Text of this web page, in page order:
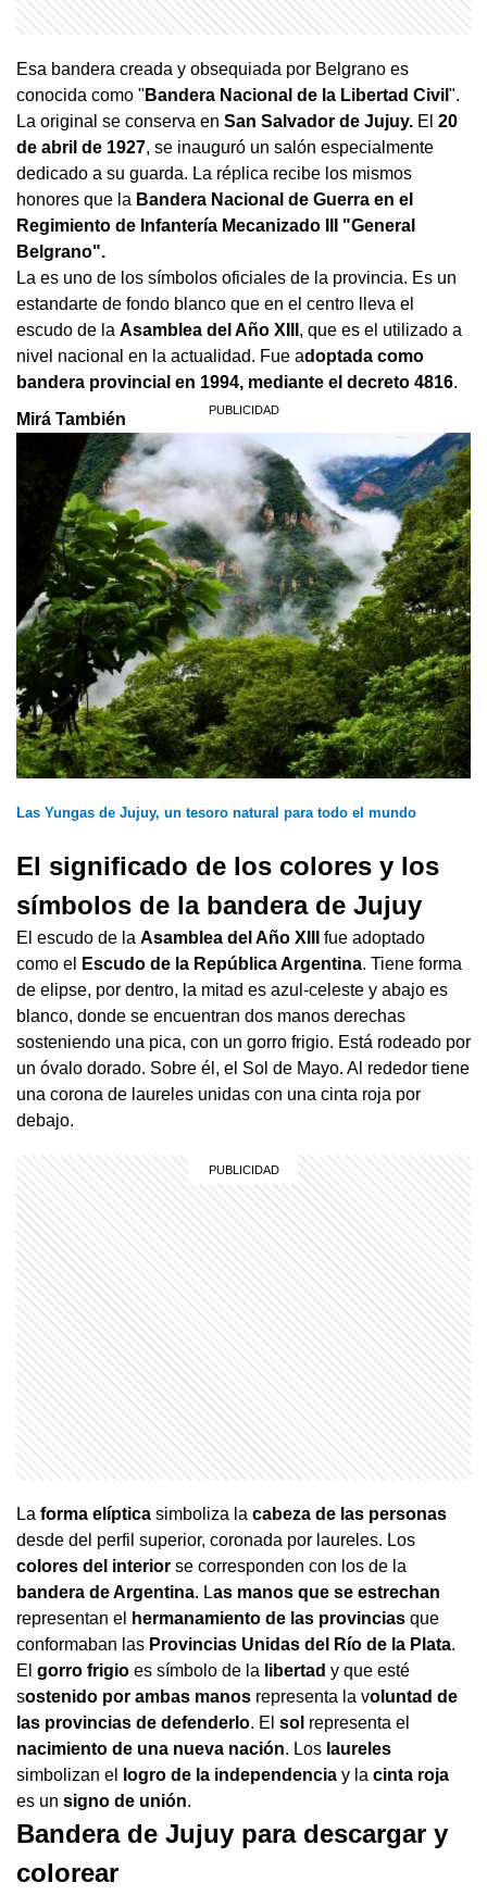
Esa bandera creada y obsequiada por Belgrano es
conocida como " Bandera Nacional de la Libertad Civil ".
La original se conserva en San Salvador de Jujuy. El 20
de abril de 1927, se inauguró un salón especialmente
dedicado a su guarda. La réplica recibe los mismos
honores que la Bandera Nacional de Guerra en el
Regimiento de Infantería Mecanizado III "General
Belgrano".
La es uno de los símbolos oficiales de la provincia. Es un
estandarte de fondo blanco que en el centro lleva el
escudo de la Asamblea del Año XIII , que es el utilizado a
nivel nacional en la actualidad. Fue adoptada como
bandera provincial en 1994, mediante el decreto 4816.
Mirá También
Las Yungas de Jujuy, un tesoro natural para todo el mundo
El significado de los colores y los
símbolos de la bandera de Jujuy
El escudo de la Asamblea del Año XIII
fue adoptado
como el
Escudo de la República Argentina. Tiene forma
de elipse, por dentro, la mitad es azul-celeste y abajo es
blanco, donde se encuentran dos manos derechas
sosteniendo una pica, con un gorro frigio. Está rodeado por
un óvalo dorado. Sobre él, el Sol de Mayo. Al rededor tiene
una corona de laureles unidas con una cinta roja por
debajo.
La forma elíptica simboliza la cabeza de las personas
desde del perfil superior, coronada por laureles. Los
colores del interior se corresponden con los de la
bandera de Argentina. Las manos que se estrechan
representan el
hermanamiento de las provincias que
conformaban las Provincias Unidas del Río de la Plata.
El gorro frigio es símbolo de la libertad y que esté
sostenido por ambas manos representa la voluntad de
las provincias de defenderlo. El sol representa el
nacimiento de una nueva nación. Los laureles
simbolizan el
logro de la independencia y la cinta roja
es un signo de unión.
Bandera de Jujuy para descargar y
colorear